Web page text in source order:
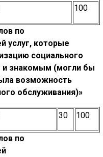
100
по
услуг, которые
социального
и знакомым (могли бы
возможность
обслуживания)»
30 100
по